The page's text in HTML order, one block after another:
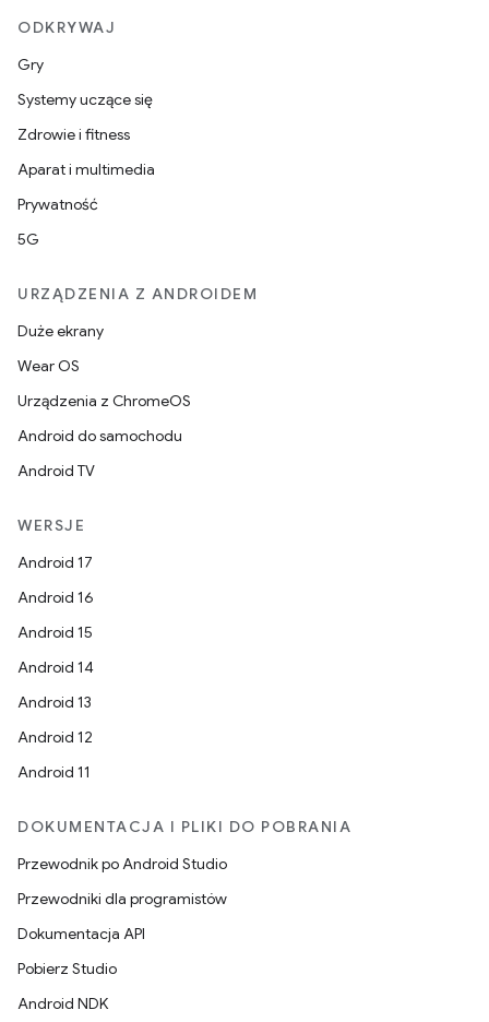
ODKRYWAJ
Gry
Systemy uczące się
Zdrowie i fitness
Aparat i multimedia
Prywatność
5G
URZĄDZENIA Z ANDROIDEM
Duże ekrany
Wear OS
Urządzenia z ChromeOS
Android do samochodu
Android TV
WERSJE
Android 17
Android 16
Android 15
Android 14
Android 13
Android 12
Android 11
DOKUMENTACJA I PLIKI DO POBRANIA
Przewodnik po Android Studio
Przewodniki dla programistów
Dokumentacja API
Pobierz Studio
Android NDK